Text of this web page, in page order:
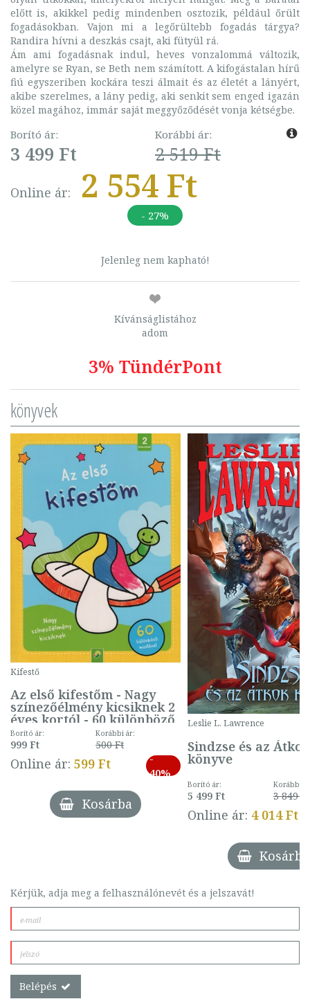
előtt is, akikkel pedig mindenben osztozik, például őrült
fogadásokban. Vajon mi a legőrültebb fogadás tárgya?
Randira hívni a deszkás csajt, aki fütyül rá.
Ám ami fogadásnak indul, heves vonzalommá változik,
amelyre se Ryan, se Beth nem számított. A kifogástalan hírű
fiú egyszeriben kockára teszi álmait és az életét a lányért,
akibe szerelmes, a lány pedig, aki senkit sem enged igazán
közel magához, immár saját meggyőződését vonja kétségbe.
Borító ár:
3 499 Ft
Korábbi ár:
2 519 Ft
Online ár: 2 554 Ft
- 27%
Jelenleg nem kapható!
Kívánságlistához
adom
3% TündérPont
könyvek
Kifestő
Az első kifestőm - Nagy
színezőélmény kicsiknek 2
éves kortól - 60 különböző
mintával (gombás)
Borító ár:
999 Ft
Korábbi ár:
500 Ft
Online ár: 599 Ft
-
40%
Kosárba
Leslie L. Lawrence
Sindzse és az Átkok
könyve
Borító ár:
5 499 Ft
Korábbi
3 849 Ft
Online ár: 4 014 Ft
Kosárba
Kérjük, adja meg a felhasználónevét és a jelszavát!
Belépés